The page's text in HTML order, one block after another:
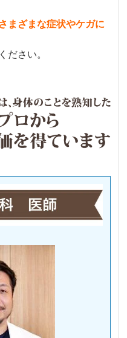
まざまな症状やケガに
ださい。